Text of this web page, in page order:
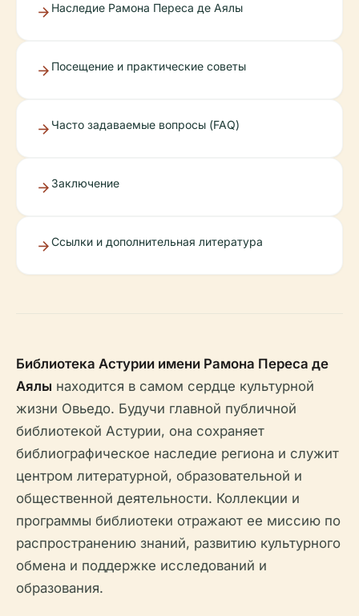
Наследие Рамона Переса де Аялы
Посещение и практические советы
Часто задаваемые вопросы (FAQ)
Заключение
Ссылки и дополнительная литература
Библиотека Астурии имени Рамона Переса де
Аялы находится в самом сердце культурной
жизни Овьедо. Будучи главной публичной
библиотекой Астурии, она сохраняет
библиографическое наследие региона и служит
центром литературной, образовательной и
общественной деятельности. Коллекции и
программы библиотеки отражают ее миссию по
распространению знаний, развитию культурного
обмена и поддержке исследований и
образования.